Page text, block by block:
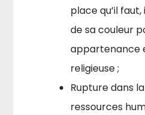
place qu’il
de sa couleur
appartenance
religieuse ;
Rupture dans
ressources